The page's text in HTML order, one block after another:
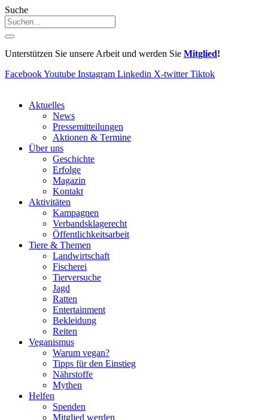
Suche
Unterstützen Sie unsere Arbeit und werden Sie Mitglied!
FacebookYoutube Instagram Linkedin X-twitter Tiktok
Aktuelles
News
Pressemitteilungen
Aktionen & Termine
Über uns
Geschichte
Erfolge
Magazin
Kontakt
Aktivitäten
Kampagnen
Verbandsklagerecht
Öffentlichkeitsarbeit
Tiere & Themen
Landwirtschaft
Fischerei
Tierversuche
Jagd
Ratten
Entertainment
Bekleidung
Reiten
Veganismus
Warum vegan?
Tipps für den Einstieg
Nährstoffe
Mythen
Helfen
Spenden
Mitglied werden